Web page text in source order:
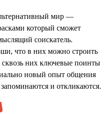
мир —
который сможет
соискатель.
что в них можно строить
них ключевые поинты
новый опыт общения
и откликаются.